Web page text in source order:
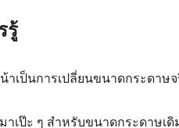
รู้
เป็นการเปลี่ยนขนาดกระดาษ
เป๊ะ ๆ สำหรับขนาดกระดาษเ